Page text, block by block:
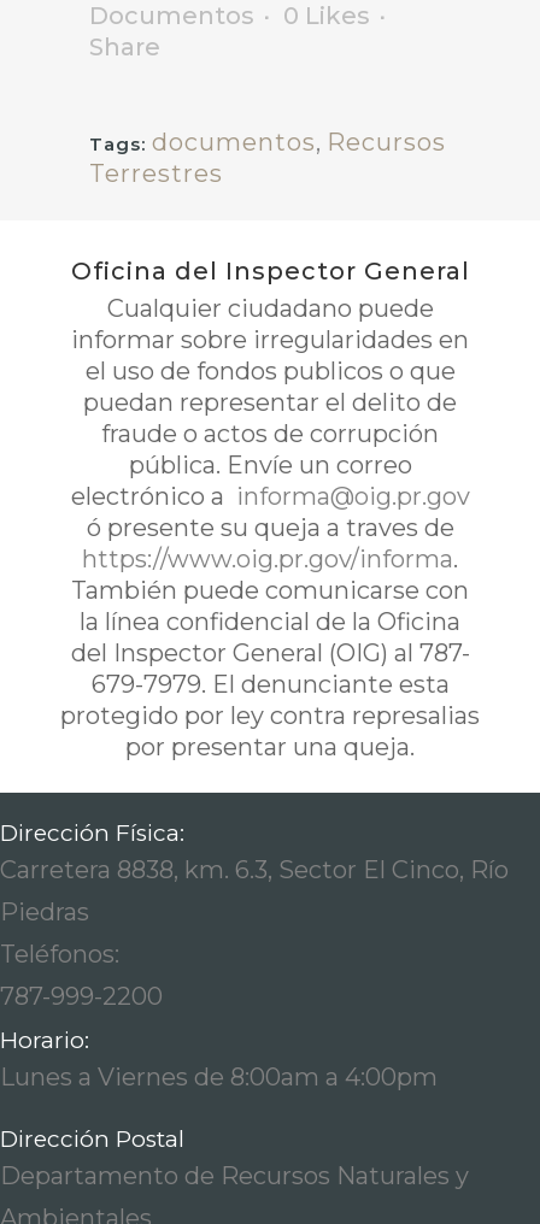
Documentos
0 Likes
Share
Tags: documentos, Recursos
Terrestres
Oficina del Inspector General
Cualquier ciudadano puede
informar sobre irregularidades en
el uso de fondos publicos o que
puedan representar el delito de
fraude o actos de corrupción
pública. Envíe un correo
electrónico a informa@oig.pr.gov
ó presente su queja a traves de
https://www.oig.pr.gov/informa.
También puede comunicarse con
la línea confidencial de la Oficina
del Inspector General (OIG) al 787-
679-7979. El denunciante esta
protegido por ley contra represalias
por presentar una queja.
Dirección Física:
Carretera 8838, km. 6.3, Sector El Cinco, Río
Piedras
Teléfonos:
787-999-2200
Horario:
Lunes a Viernes de 8:00am a 4:00pm
Dirección Postal
Departamento de Recursos Naturales y
Ambientales